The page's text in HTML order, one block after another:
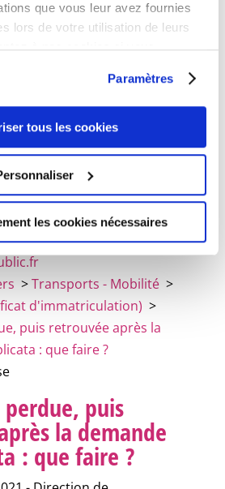
que vous leur avez fournies
lors de votre utilisation de leurs
à nos cookies si vous
Paramètres
tous les cookies
les cookies nécessaires
(appelée <span
span>) est alors
la détruire.
légale et
>Transports - Mobilité >
d'immatriculation) >
puis retrouvée après la
: que faire ?
puis
la demande
: que faire ?